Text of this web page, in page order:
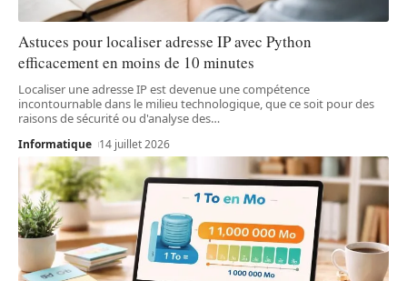
Astuces pour localiser adresse IP avec Python
efficacement en moins de 10 minutes
Localiser une adresse IP est devenue une compétence
incontournable dans le milieu technologique, que ce soit pour des
raisons de sécurité ou d'analyse des…
Informatique 14 juillet 2026